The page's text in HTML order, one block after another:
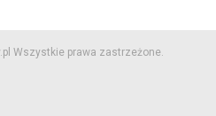
Wszystkie prawa zastrzeżone.